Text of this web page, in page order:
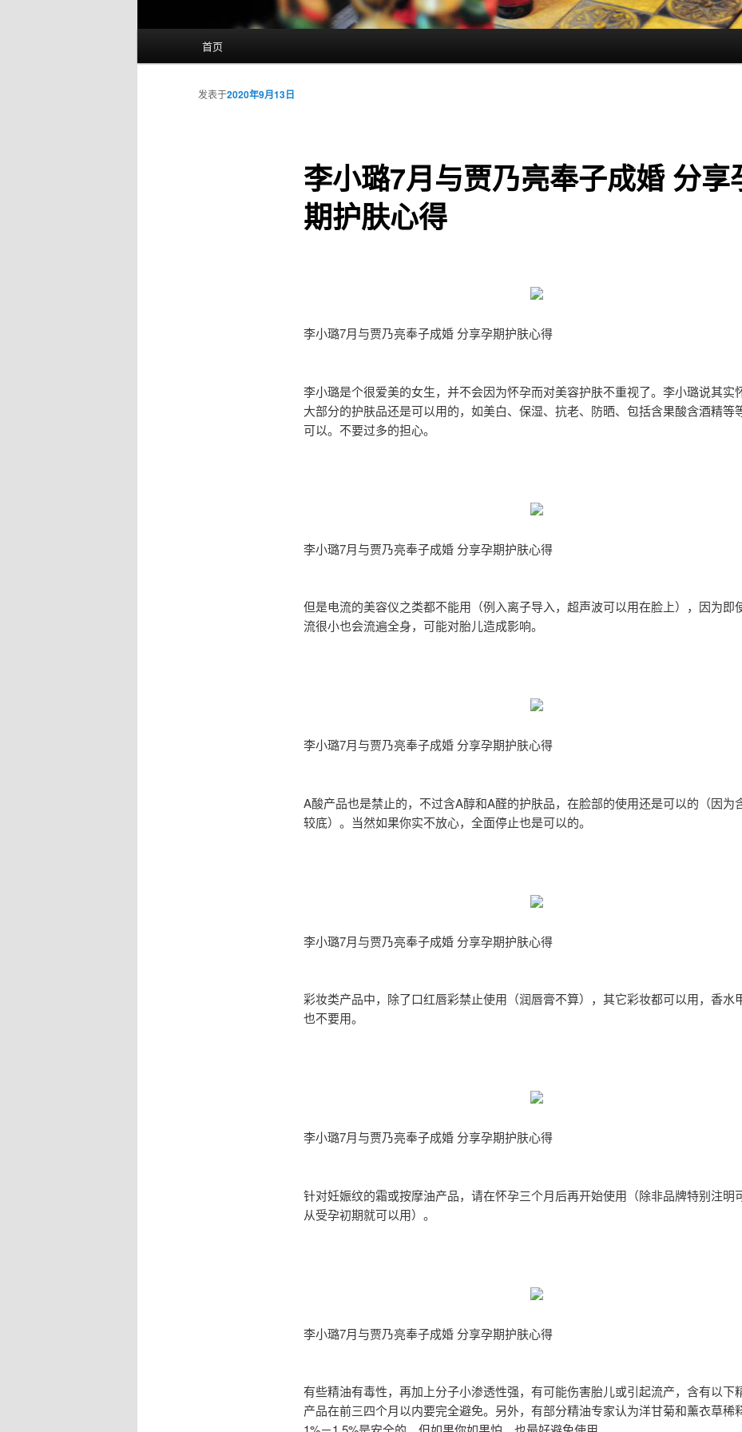
首页
李小璐7月与贾乃亮奉子成婚 分享
期护肤心得
发表于2020年9月13日
李小璐7月与贾乃亮奉子成婚 分享孕期护肤心得
李小璐是个很爱美的女生，并不会因为怀孕而对美容护肤不重视了。李小璐说其实
大部分的护肤品还是可以用的，如美白、保湿、抗老、防晒、包括含果酸含酒精等
可以。不要过多的担心。
李小璐7月与贾乃亮奉子成婚 分享孕期护肤心得
但是电流的美容仪之类都不能用（例入离子导入，超声波可以用在脸上），因为即
流很小也会流遍全身，可能对胎儿造成影响。
李小璐7月与贾乃亮奉子成婚 分享孕期护肤心得
A酸产品也是禁止的，不过含A醇和A醛的护肤品，在脸部的使用还是可以的（因为
较底）。当然如果你实不放心，全面停止也是可以的。
李小璐7月与贾乃亮奉子成婚 分享孕期护肤心得
彩妆类产品中，除了口红唇彩禁止使用（润唇膏不算），其它彩妆都可以用，香水
也不要用。
李小璐7月与贾乃亮奉子成婚 分享孕期护肤心得
针对妊娠纹的霜或按摩油产品，请在怀孕三个月后再开始使用（除非品牌特别注明
从受孕初期就可以用）。
李小璐7月与贾乃亮奉子成婚 分享孕期护肤心得
有些精油有毒性，再加上分子小渗透性强，有可能伤害胎儿或引起流产，含有以下
产品在前三四个月以内要完全避免。另外，有部分精油专家认为洋甘菊和薰衣草稀